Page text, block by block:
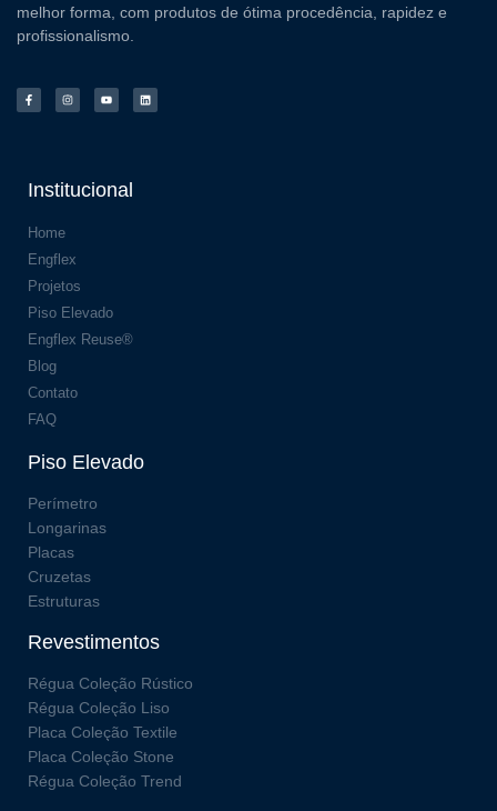
melhor forma, com produtos de ótima procedência, rapidez e
profissionalismo.
Institucional
Home
Engflex
Projetos
Piso Elevado
Engflex Reuse®
Blog
Contato
FAQ
Piso Elevado
Perímetro
Longarinas
Placas
Cruzetas
Estruturas
Revestimentos
Régua Coleção Rústico
Régua Coleção Liso
Placa Coleção Textile
Placa Coleção Stone
Régua Coleção Trend